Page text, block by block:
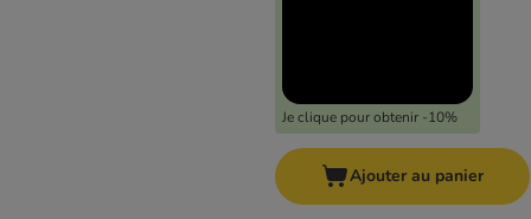
Je clique pour obtenir -10%
Ajouter au panier